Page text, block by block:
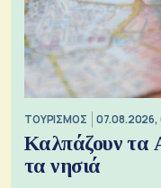
ΤΟΥΡΙΣΜΟΣ 07.08.2026,
Καλπάζουν τα
τα νησιά